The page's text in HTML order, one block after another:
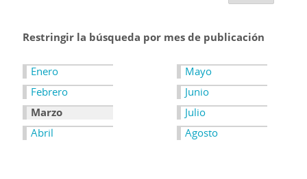
Restringir la búsqueda por mes de publicación
Enero
Febrero
Marzo
Abril
Mayo
Junio
Julio
Agosto